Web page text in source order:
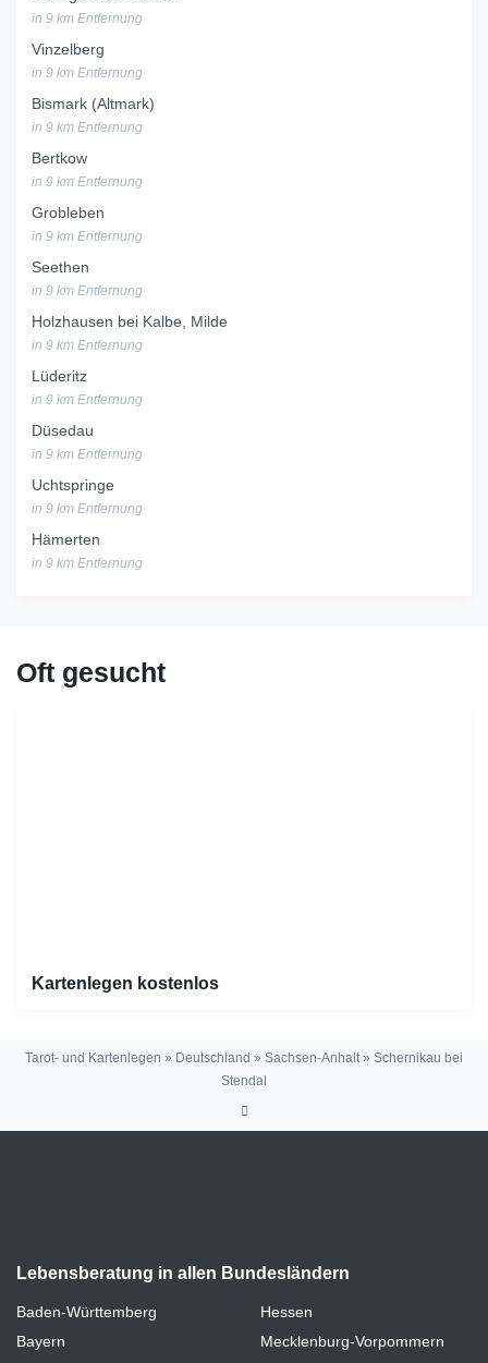
in 9 km Entfernung
Vinzelberg
in 9 km Entfernung
Bismark (Altmark)
in 9 km Entfernung
Bertkow
in 9 km Entfernung
Grobleben
in 9 km Entfernung
Seethen
in 9 km Entfernung
Holzhausen bei Kalbe, Milde
in 9 km Entfernung
Lüderitz
in 9 km Entfernung
Düsedau
in 9 km Entfernung
Uchtspringe
in 9 km Entfernung
Hämerten
in 9 km Entfernung
Oft gesucht
Kartenlegen kostenlos
Tarot- und Kartenlegen » Deutschland » Sachsen-Anhalt » Schernikau bei
Stendal
Lebensberatung in allen Bundesländern
Baden-Württemberg
Bayern
Hessen
Mecklenburg-Vorpommern